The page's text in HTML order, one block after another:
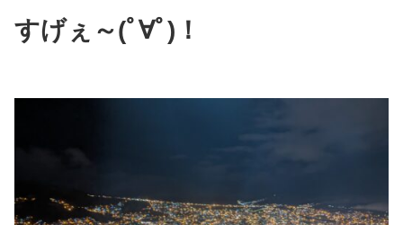
すげぇ～(ﾟ∀ﾟ)！